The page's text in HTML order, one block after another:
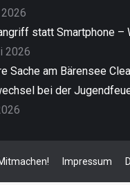
statt Smartphone –
2026
Sache am Bärensee
bei der
Impressum